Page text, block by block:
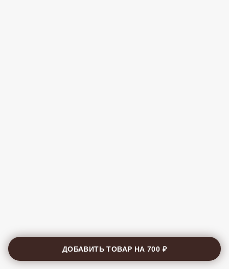
ДОБАВИТЬ ТОВАР НА700 ₽